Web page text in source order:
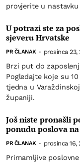
provjerite u
U potrazi ste za
sjeveru Hrvatske
PR ČLANAK - prosinca 23,
Brzi put do
Pogledajte koje su
tjedna u
županiji.
Još niste pronašli
ponudu poslova
PR ČLANAK - prosinca 16,
Primamljive